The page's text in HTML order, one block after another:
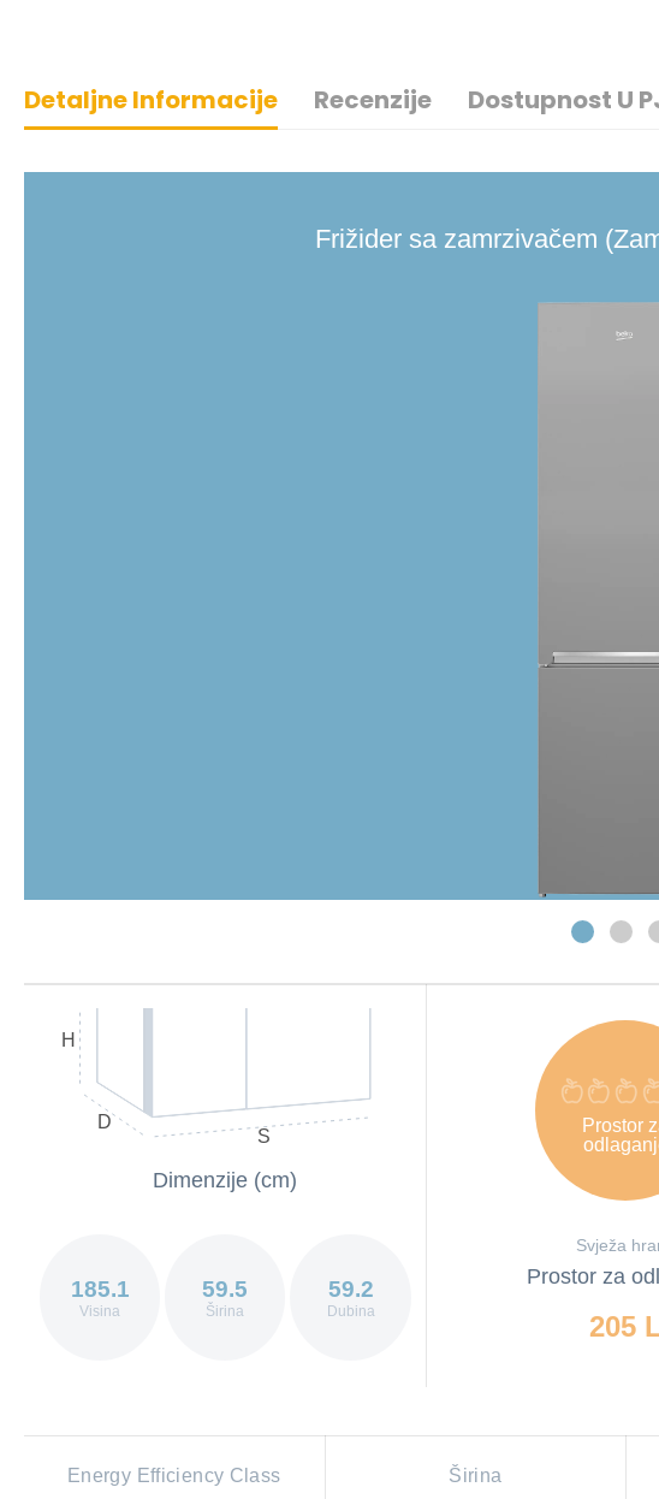
Detaljne Informacije Recenzije Dostupnost U
Frižider sa zamrzivačem
H
D
S
Dimenzije (cm)
185.1
Visina
59.5
Širina
59.2
Dubina
Prostor
Svježa
Prostor za
205
Energy Efficiency Class Širina